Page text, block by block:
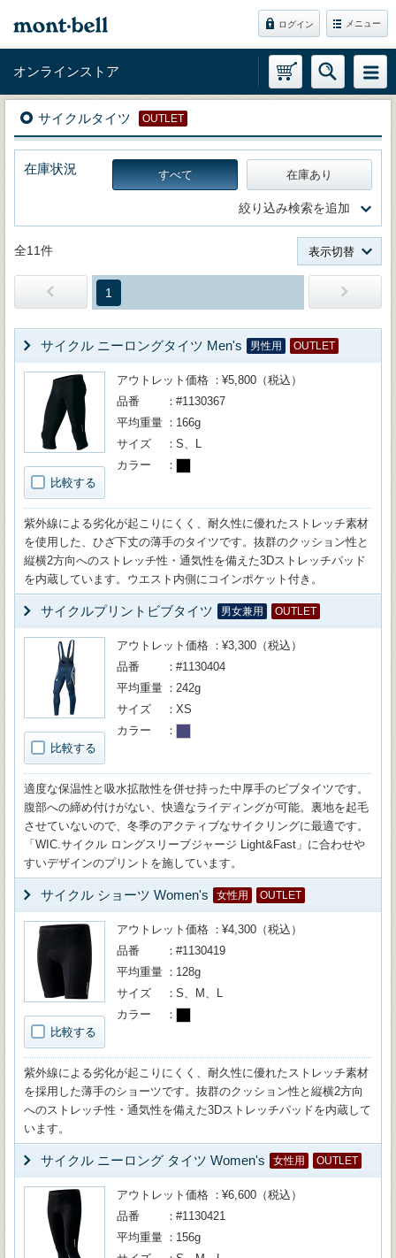
ログイン メニュー
オンラインストア
サイクルタイツ OUTLET
在庫状況 すべて 在庫あり
絞り込み検索を追加
全11件 表示切替
1
サイクル ニーロングタイツ Men's 男性用 OUTLET
比較する
アウトレット価格
¥5,800（税込）
品番
#1130367
平均重量
166g
サイズ
S、L
カラー
紫外線による劣化が起こりにくく、耐久性に優れたストレッチ素材
を使用した、ひざ下丈の薄手のタイツです。抜群のクッション性と
縦横2方向へのストレッチ性・通気性を備えた3Dストレッチパッド
を内蔵しています。ウエスト内側にコインポケット付き。
サイクルプリントビブタイツ 男女兼用 OUTLET
比較する
アウトレット価格
¥3,300（税込）
品番
#1130404
平均重量
242g
サイズ
XS
カラー
適度な保温性と吸水拡散性を併せ持った中厚手のビブタイツです。
腹部への締め付けがない、快適なライディングが可能。裏地を起毛
させていないので、冬季のアクティブなサイクリングに最適です。
「WIC.サイクル ロングスリーブジャージ Light&Fast」に合わせや
すいデザインのプリントを施しています。
サイクル ショーツ Women's 女性用 OUTLET
比較する
アウトレット価格
¥4,300（税込）
品番
#1130419
平均重量
128g
サイズ
S、M、L
カラー
紫外線による劣化が起こりにくく、耐久性に優れたストレッチ素材
を採用した薄手のショーツです。抜群のクッション性と縦横2方向
へのストレッチ性・通気性を備えた3Dストレッチパッドを内蔵して
います。
サイクル ニーロング タイツ Women's 女性用 OUTLET
アウトレット価格
¥6,600（税込）
品番
#1130421
平均重量
156g